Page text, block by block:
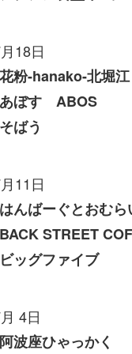
18日
花粉-hanako-北堀江
あぼす ABOS
そばう
11日
BACK STREET
ビッグファイブ
4日
阿波座ひゃっかく